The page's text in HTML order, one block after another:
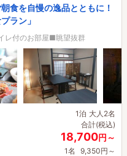
食を自慢の逸品とともに！
ラン」
レ付のお部屋■眺望抜群
1泊 大人2名
合計(税込)
18,700円～
1名 9,350円～